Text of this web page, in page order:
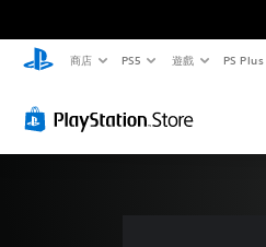
商店 PS5 遊戲 PS Plus